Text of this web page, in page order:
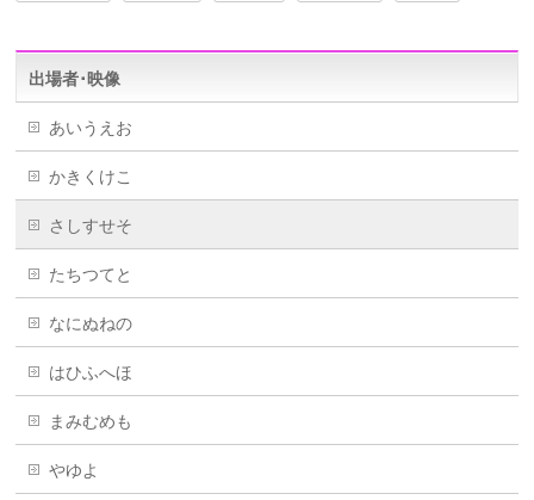
出場者･映像
あいうえお
かきくけこ
さしすせそ
たちつてと
なにぬねの
はひふへほ
まみむめも
やゆよ